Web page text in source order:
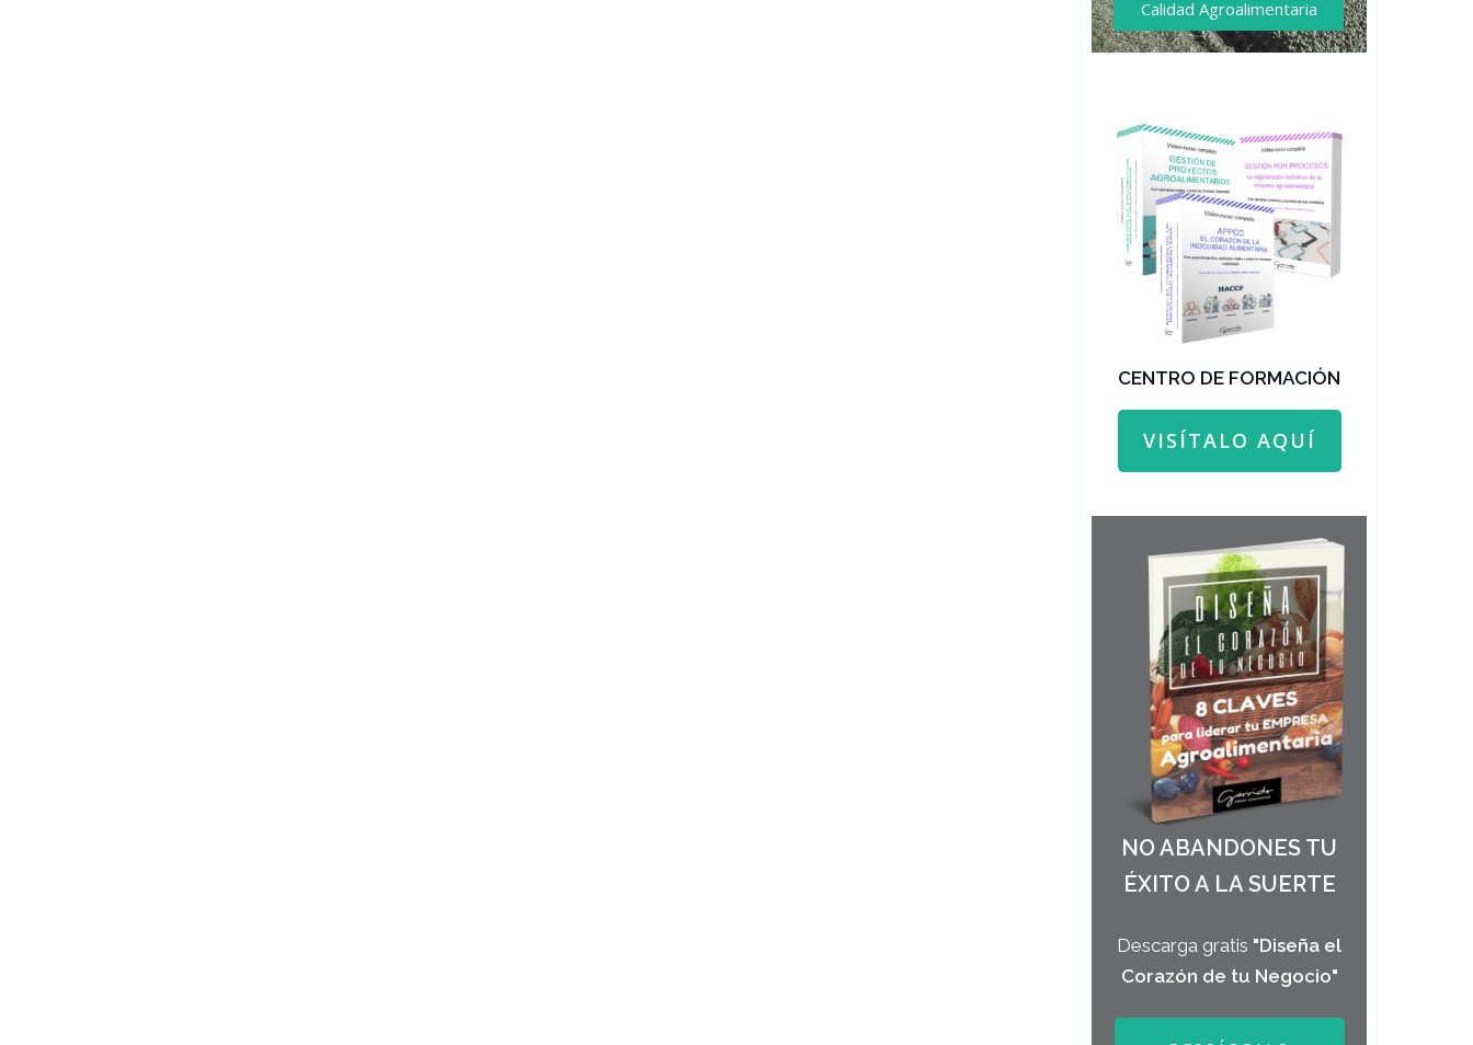
Calidad Agroalimentaria
CENTRO DE FORMACIÓN
VISÍTALO AQUÍ
NO ABANDONES TU
ÉXITO A LA SUERTE
Descarga gratis "Diseña el
Corazón de tu Negocio"